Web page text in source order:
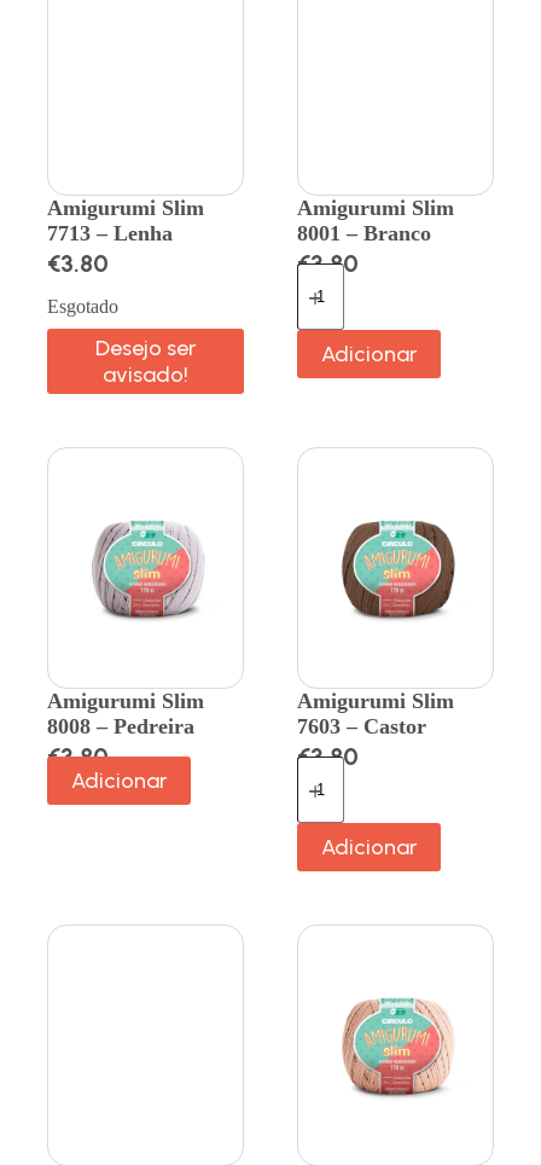
Amigurumi Slim
7713 – Lenha
€3.80
Esgotado
Desejo ser
avisado!
Amigurumi Slim
8001 – Branco
€3.80
Adicionar
Amigurumi Slim
8008 – Pedreira
€3.80
Adicionar
Amigurumi Slim
7603 – Castor
€3.80
Adicionar